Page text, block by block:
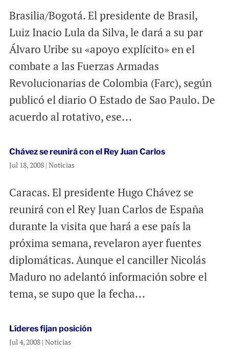
Brasilia/Bogotá. El presidente de Brasil,
Luiz Inacio Lula da Silva, le dará a su par
Álvaro Uribe su «apoyo explícito» en el
combate a las Fuerzas Armadas
Revolucionarias de Colombia (Farc), según
publicó el diario O Estado de Sao Paulo. De
acuerdo al rotativo, ese...
Chávez se reunirá con el Rey Juan Carlos
Jul 18, 2008| Noticias
Caracas. El presidente Hugo Chávez se
reunirá con el Rey Juan Carlos de España
durante la visita que hará a ese país la
próxima semana, revelaron ayer fuentes
diplomáticas. Aunque el canciller Nicolás
Maduro no adelantó información sobre el
tema, se supo que la fecha...
Líderes fijan posición
Jul 4, 2008| Noticias